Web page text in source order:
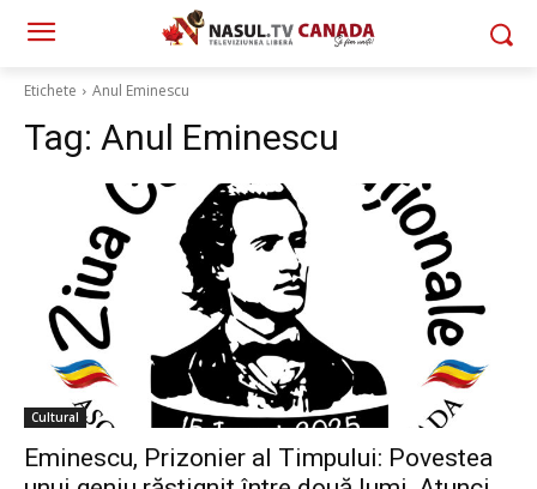
Etichete Anul Eminescu
Tag: Anul Eminescu
Cultural
Eminescu, Prizonier al Timpului: Povestea